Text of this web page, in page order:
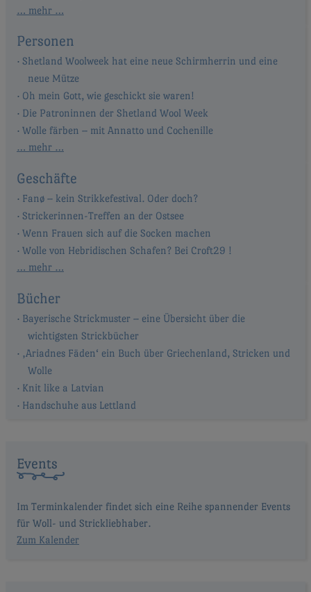
… mehr …
Personen
Shetland Woolweek hat eine neue Schirmherrin und eine
neue Mütze
Oh mein Gott, wie geschickt sie waren!
Die Patroninnen der Shetland Wool Week
Wolle färben – mit Annatto und Cochenille
… mehr …
Geschäfte
Fanø – kein Strikkefestival. Oder doch?
Strickerinnen-Treffen an der Ostsee
Wenn Frauen sich auf die Socken machen
Wolle von Hebridischen Schafen? Bei Croft29 !
… mehr …
Bücher
Bayerische Strickmuster – eine Übersicht über die
wichtigsten Strickbücher
‚Ariadnes Fäden‘ ein Buch über Griechenland, Stricken und
Wolle
Knit like a Latvian
Handschuhe aus Lettland
Events
Im Terminkalender findet sich eine Reihe spannender Events
für Woll- und Strickliebhaber.
Zum Kalender